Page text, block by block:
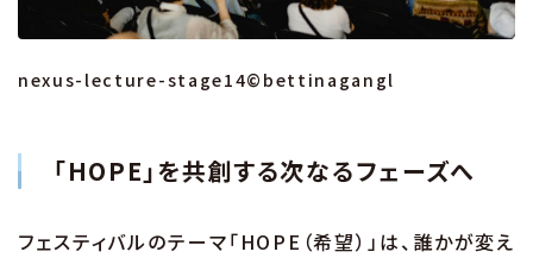
nexus-lecture-stage14©bettinagangl
「HOPE」を共創する次なるフェーズへ
フェスティバルのテーマ「HOPE（希望）」は、誰かが変え